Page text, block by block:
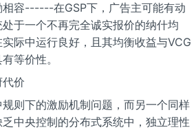
相容------在GSP下，广告主可能有动
于一个不再完全诚实报价的纳什均
际中运行良好，且其均衡收益与VCG
等价性。
价
则下的激励机制问题，而另一个同样
中央控制的分布式系统中，独立理性